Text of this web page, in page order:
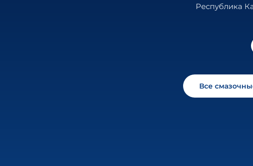
Республика
Все